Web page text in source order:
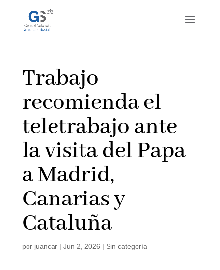
Trabajo
recomienda el
teletrabajo ante
la visita del Papa
a Madrid,
Canarias y
Cataluña
por juancar| Jun 2, 2026 | Sin categoría